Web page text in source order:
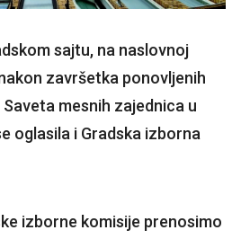
sajtu, na naslovnoj
završetka ponovljenih
mesnih zajednica u
oglasila i Gradska izborna
izborne komisije prenosimo